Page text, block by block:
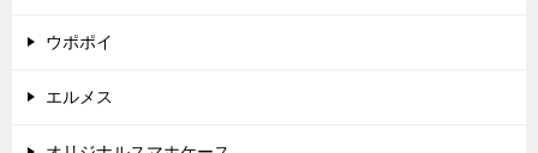
ウポポイ
エルメス